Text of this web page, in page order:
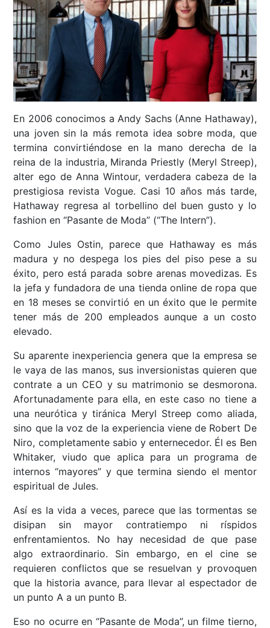
En 2006 conocimos a Andy Sachs (Anne Hathaway),
una joven sin la más remota idea sobre moda, que
termina convirtiéndose en la mano derecha de la
reina de la industria, Miranda Priestly (Meryl Streep),
alter ego de Anna Wintour, verdadera cabeza de la
prestigiosa revista Vogue. Casi 10 años más tarde,
Hathaway regresa al torbellino del buen gusto y lo
fashion en “Pasante de Moda” (“The Intern”).
Como Jules Ostin, parece que Hathaway es más
madura y no despega los pies del piso pese a su
éxito, pero está parada sobre arenas movedizas. Es
la jefa y fundadora de una tienda online de ropa que
en 18 meses se convirtió en un éxito que le permite
tener más de 200 empleados aunque a un costo
elevado.
Su aparente inexperiencia genera que la empresa se
le vaya de las manos, sus inversionistas quieren que
contrate a un CEO y su matrimonio se desmorona.
Afortunadamente para ella, en este caso no tiene a
una neurótica y tiránica Meryl Streep como aliada,
sino que la voz de la experiencia viene de Robert De
Niro, completamente sabio y enternecedor. Él es Ben
Whitaker, viudo que aplica para un programa de
internos “mayores” y que termina siendo el mentor
espiritual de Jules.
Así es la vida a veces, parece que las tormentas se
disipan sin mayor contratiempo ni ríspidos
enfrentamientos. No hay necesidad de que pase
algo extraordinario. Sin embargo, en el cine se
requieren conflictos que se resuelvan y provoquen
que la historia avance, para llevar al espectador de
un punto A a un punto B.
Eso no ocurre en “Pasante de Moda”, un filme tierno,